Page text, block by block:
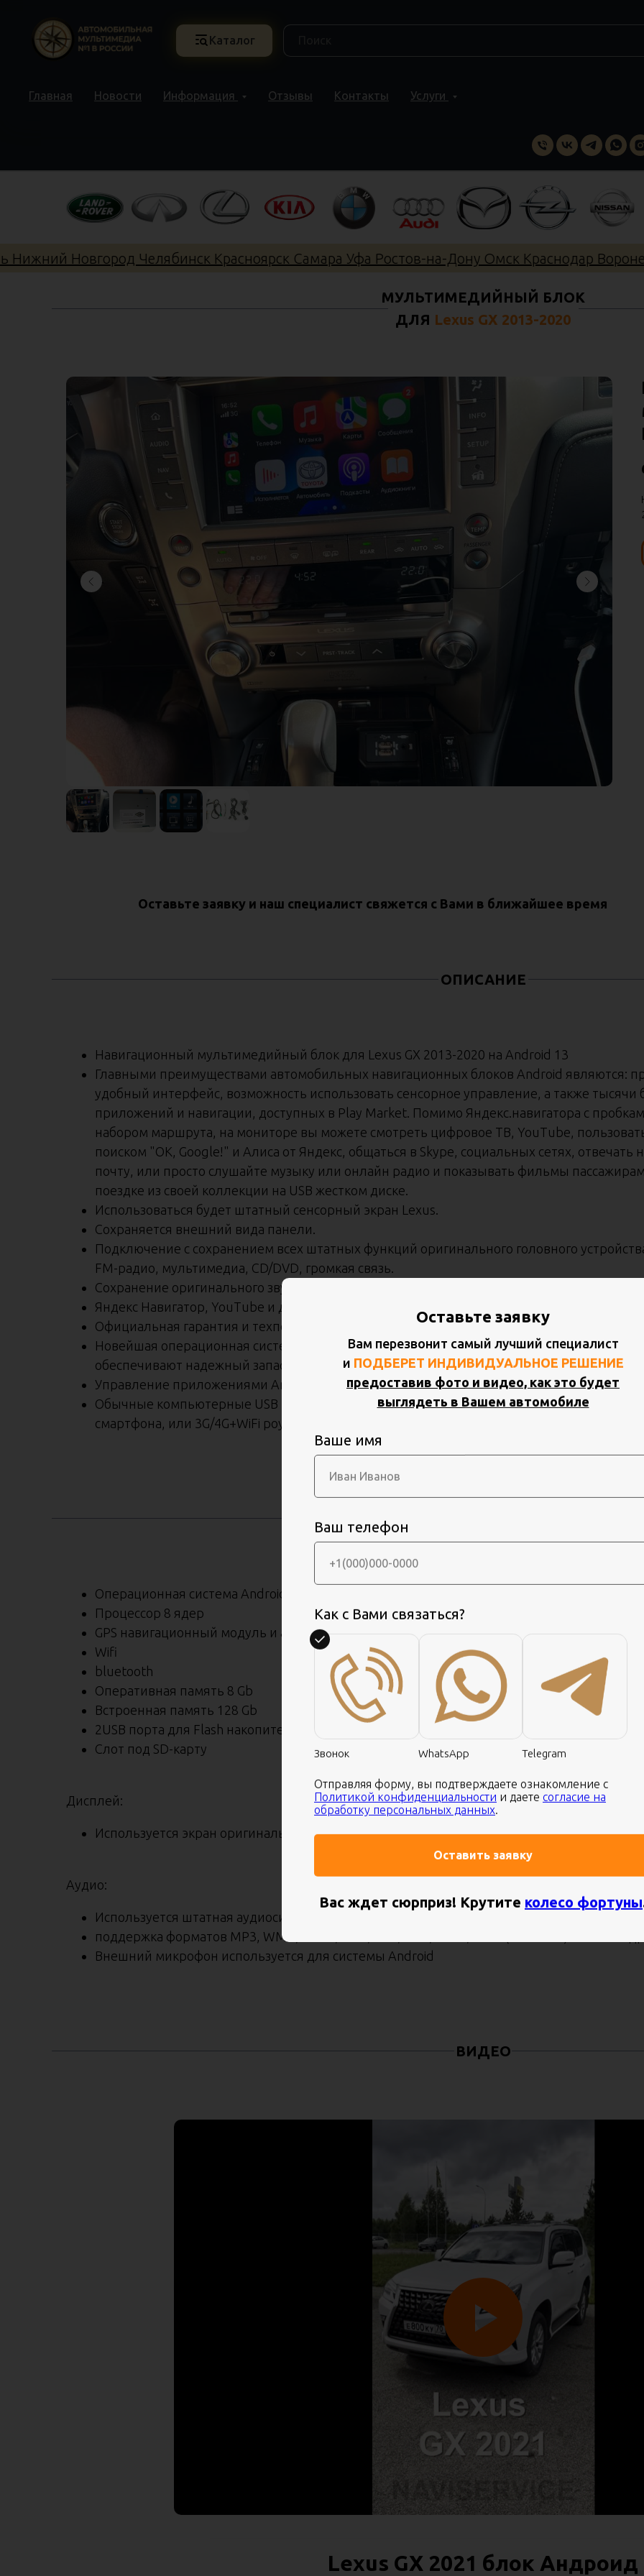
Каталог
Главная Новости Информация Отзывы Контакты Услуги
Новгород Челябинск Красноярск Самара Уфа Ростов-на-Дону Омск Краснодар
МУЛЬТИМЕДИЙНЫЙ БЛОК
ДЛЯ Lexus GX 2013-2020
Оставьте заявку и наш специалист свяжется с Вами в ближайшее время
ОПИСАНИЕ
Навигационный мультимедийный блок для Lexus GX 2013-2020 на Android 13
Главными преимуществами автомобильных навигационных блоков Android являются:
удобный интерфейс, возможность использовать сенсорное управление, а также тысячи
приложений и навигации, доступных в Play Market. Помимо Яндекс.навигатора с
набором маршрута, на мониторе вы можете смотреть цифровое ТВ, YouTube,
поиском "OK, Google!" и Алиса от Яндекс, общаться в Skype, социальных сетях, отвечать
почту, или просто слушайте музыку или онлайн радио и показывать фильмы
поездке из своей коллекции на USB жестком диске.
Использоваться будет штатный сенсорный экран Lexus.
Сохраняется внешний вида панели.
Подключение с сохранением всех штатных функций оригинального головного
FM-радио, мультимедиа, CD/DVD, громкая связь.
Сохранение оригинального звучания штатной аудио-системы
Яндекс Навигатор, YouTube и другие полезные программы уже предустановлены.
Официальная гарантия и техподдержка 12 месяцев
Новейшая операционная система Android 13 c 8ГБ оперативной памяти и 8-и ядерным
обеспечивают надежный запас производительности на будущее.
Управление приложениями Android производится со штатного джойстика.
Обычные компьютерные USB модемы без WiFi не поддерживаются. Поддержка точки
смартфона, или 3G/4G+WiFi роутеров.
Операционная система Android 13
Процессор 8 ядер
GPS навигационный модуль и антенна
Wifi
bluetooth
Оперативная память 8 Gb
Встроенная память 128 Gb
2USB порта для Flash накопителей
Слот под SD-карту
Дисплей:
Используется экран оригинального головного устройства
Аудио:
Используется штатная аудиосистема Lexus
поддержка форматов MP3, WMA, WAW, AAC, AC3, OGG, FLAC, MKA (LOSELESS) и многих
Внешний микрофон используется для системы Android
ВИДЕО
Lexus GX 2021 блок Андроид
Оставьте заявку
Вам перезвонит самый лучший специалист
и ПОДБЕРЕТ ИНДИВИДУАЛЬНОЕ РЕШЕНИЕ
предоставив фото и видео, как это будет
выглядеть в Вашем автомобиле
Ваше имя
Ваш телефон
Как с Вами связаться?
Звонок WhatsApp Telegram
Отправляя форму, вы подтверждаете ознакомление с
Политикой конфиденциальности и даете согласие на
обработку персональных данных
Оставить заявку
Вас ждет сюрприз! Крутите колесо фортуны